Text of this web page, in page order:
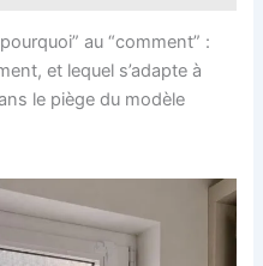
au “comment” :
et lequel s’adapte à
le piège du modèle